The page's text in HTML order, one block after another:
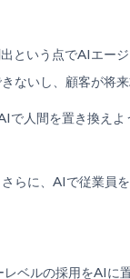
という点でAIエ
いし、顧客が将
人間を置き換え
らに、AIで従業
の採用をAIに置